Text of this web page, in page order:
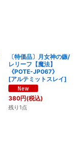
〔特価品〕月女神の鏃/
レリーフ【魔法】
《POTE-JP067》
[アルテミットスレイ]
380円(税込)
残り1点